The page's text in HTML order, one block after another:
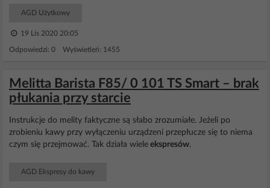
AGD Użytkowy
19 Lis 2020 20:05
Odpowiedzi: 0 Wyświetleń: 1455
Melitta Barista F85/ 0 101 TS Smart – brak
płukania przy starcie
Instrukcje do melity faktyczne są słabo zrozumiałe. Jeżeli po
zrobieniu kawy przy wyłączeniu urządzeni przepłucze się to niema
czym się przejmować. Tak działa wiele ekspresów.
AGD Ekspresy do kawy